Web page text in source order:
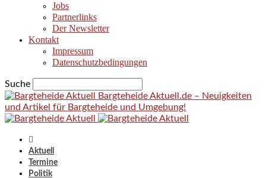
Jobs
Partnerlinks
Der Newsletter
Kontakt
Impressum
Datenschutzbedingungen
Suche
Bargteheide Aktuell.de – Neuigkeiten
und Artikel für Bargteheide und Umgebung!
Aktuell
Termine
Politik